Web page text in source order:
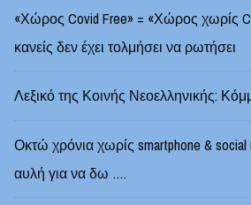
«Χώρος Covid Free» = «Χώρος χωρίς
κανείς δεν έχει τολμήσει να ρωτήσει
Λεξικό της Κοινής Νεοελληνικής:
Οκτώ χρόνια χωρίς smartphone &
αυλή για να δω ….